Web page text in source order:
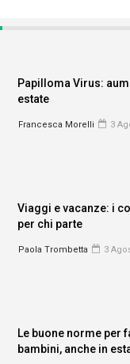
Papilloma Virus:
estate
Francesca Morelli 3
Viaggi e vacanze: i
per chi parte
Paola Trombetta 3
Le buone norme per
bambini, anche in